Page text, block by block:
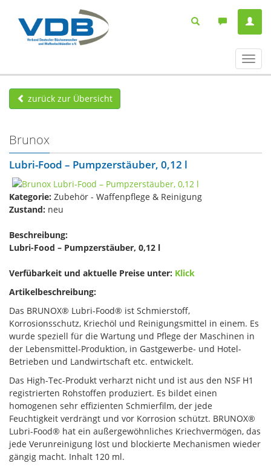
ein-/
zurück zur Übersicht
Brunox
Lubri-Food – Pumpzerstäuber, 0,12 l
Kategorie: Zubehör - Waffenpflege & Reinigung
Zustand: neu
Beschreibung:
Lubri-Food – Pumpzerstäuber, 0,12 l
Verfübarkeit und aktuelle Preise unter: Klick
Artikelbeschreibung:
Das BRUNOX® Lubri-Food® ist Schmierstoff,
Korrosionsschutz, Kriechöl und Reinigungsmittel in einem. Es
wurde speziell für die Wartung und Pflege der Maschinen in
der Lebensmittel-Produktion, in Gastgewerbe- und Hotel-
Betrieben und Landwirtschaft etc. entwickelt.
Das High-Tec-Produkt verharzt nicht und ist aus den NSF H1
registrierten Rohstoffen produziert. Es bildet einen
homogenen sehr effizienten Schmierfilm, der jede
Feuchtigkeit verdrängt und vor Korrosion schützt. BRUNOX®
Lubri-Food® hat ein außergewöhnliches Kriechvermögen, das
jede Verunreinigung löst und blockierte Mechanismen wieder
gängig macht. Inhalt 120 ml.